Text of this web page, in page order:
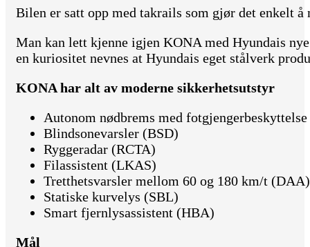
Bilen er satt opp med takrails som gjør det enkelt
Man kan lett kjenne igjen KONA med Hyundais
en kuriositet nevnes at Hyundais eget stålverk
KONA har alt av moderne sikkerhetsutstyr
Autonom nødbrems med
Blindsonevarsler (BSD)
Ryggeradar (RCTA)
Filassistent (LKAS)
Tretthetsvarsler mellom 60 og 180 km/t (DAA)
Statiske kurvelys (SBL)
Smart fjernlysassistent (HBA)
Mål